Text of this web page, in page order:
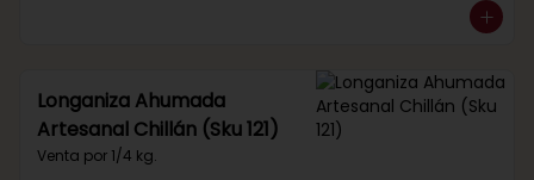
Longaniza Ahumada
Artesanal Chillán (Sku 121)
Venta por 1/4 kg.